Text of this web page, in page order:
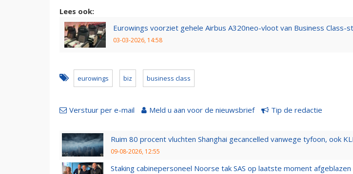
Lees ook:
Eurowings voorziet gehele Airbus A320neo-vloot van Business Class-
03-03-2026, 14:58
eurowings biz business class
Verstuur per e-mail Meld u aan voor de nieuwsbrief Tip de redactie
Ruim 80 procent vluchten Shanghai gecancelled vanwege tyfoon, ook
09-08-2026, 12:55
Staking cabinepersoneel Noorse tak SAS op laatste moment afgeblazen